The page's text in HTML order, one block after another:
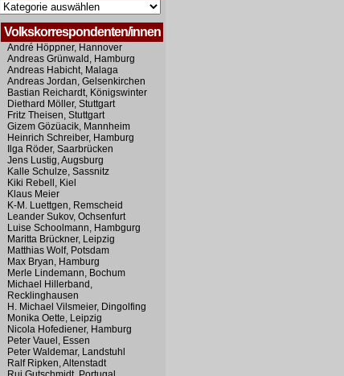
Kategorien
Volkskorrespondenten/innen
André Höppner, Hannover
Andreas Grünwald, Hamburg
Andreas Habicht, Malaga
Andreas Jordan, Gelsenkirchen
Bastian Reichardt, Königswinter
Diethard Möller, Stuttgart
Fritz Theisen, Stuttgart
Gizem Gözüacik, Mannheim
Heinrich Schreiber, Hamburg
Ilga Röder, Saarbrücken
Jens Lustig, Augsburg
Kalle Schulze, Sassnitz
Kiki Rebell, Kiel
Klaus Meier
K-M. Luettgen, Remscheid
Leander Sukov, Ochsenfurt
Luise Schoolmann, Hambgurg
Maritta Brückner, Leipzig
Matthias Wolf, Potsdam
Max Bryan, Hamburg
Merle Lindemann, Bochum
Michael Hillerband,
Recklinghausen
H. Michael Vilsmeier, Dingolfing
Monika Oette, Leipzig
Nicola Hofediener, Hamburg
Peter Vauel, Essen
Peter Waldemar, Landstuhl
Ralf Ripken, Altenstadt